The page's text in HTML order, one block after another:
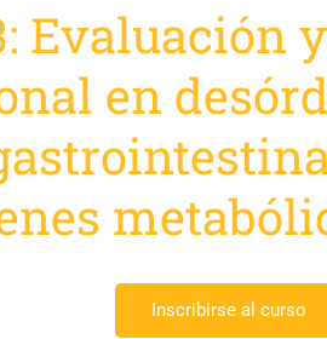
Evaluación
en
Inscribirse al curso